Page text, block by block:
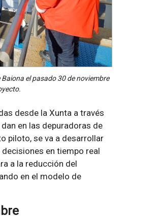
el pasado 30 de noviembre
desde la Xunta a través
en las depuradoras de
piloto, se va a desarrollar
en tiempo real
a la reducción del
en el modelo de